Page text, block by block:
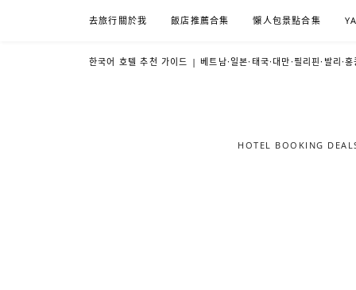
去旅行關於我 飯店推薦合集 懶人包景點合集
한국어 호텔 추천 가이드 | 베트남·일본·태국·대만·필리핀·발리·
HOTEL BOOKING